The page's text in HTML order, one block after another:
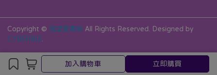
加入購物車 立即購買
Copyright © 信望愛書房 All Rights Reserved.
Designed by
CYBERBIZ